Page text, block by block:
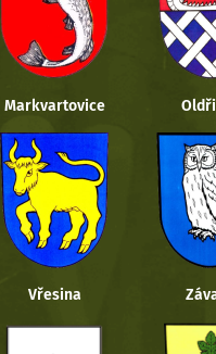
Markvartovice
Vřesina